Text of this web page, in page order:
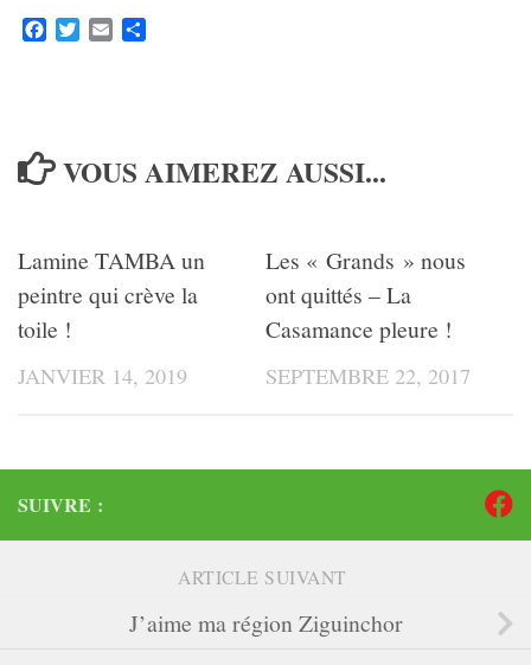
FacebookTwitterEmail
VOUS AIMEREZ AUSSI...
Lamine TAMBA un
peintre qui crève la
toile !
JANVIER 14, 2019
Les « Grands » nous
ont quittés – La
Casamance pleure !
SEPTEMBRE 22, 2017
SUIVRE :
ARTICLE SUIVANT
J’aime ma région Ziguinchor